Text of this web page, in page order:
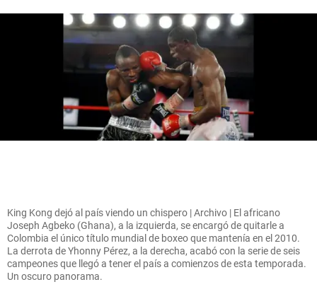
King Kong dejó al país viendo un chispero | Archivo | El africano
Joseph Agbeko (Ghana), a la izquierda, se encargó de quitarle a
Colombia el único título mundial de boxeo que mantenía en el 2010.
La derrota de Yhonny Pérez, a la derecha, acabó con la serie de seis
campeones que llegó a tener el país a comienzos de esta temporada.
Un oscuro panorama.